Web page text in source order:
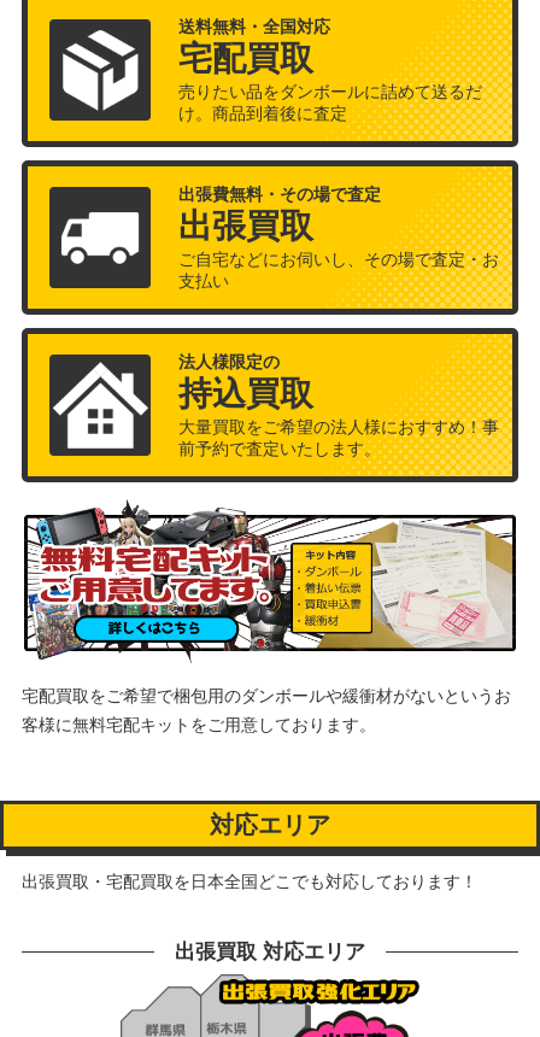
送料無料・全国対応
宅配買取
売りたい品をダンボールに詰めて送るだ
け。商品到着後に査定
出張費無料・その場で査定
出張買取
ご自宅などにお伺いし、その場で査定・お
支払い
法人様限定の
持込買取
大量買取をご希望の法人様におすすめ！事
前予約で査定いたします。
宅配買取をご希望で梱包用のダンボールや緩衝材がないというお
客様に無料宅配キットをご用意しております。
対応エリア
出張買取・宅配買取を日本全国どこでも対応しております！
出張買取 対応エリア